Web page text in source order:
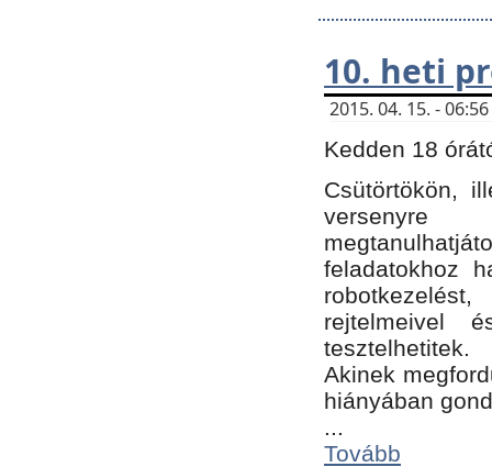
10. heti
2015. 04. 15. -
Kedden 18
Csütörtökön,
versenyre
feladatokhoz
rejtelmeivel
tesztelhetitek.
Akinek
hiányában
...
Tovább